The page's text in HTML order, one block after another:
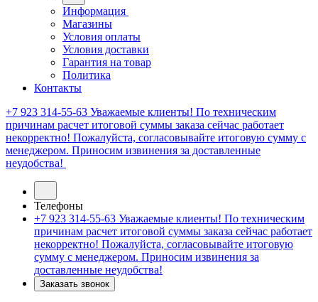
Информация
Магазины
Условия оплаты
Условия доставки
Гарантия на товар
Политика
Контакты
+7 923 314-55-63 Уважаемые клиенты! По техническим
причинам расчет итоговой суммы заказа сейчас работает
некорректно! Пожалуйста, согласовывайте итоговую сумму с
менеджером. Приносим извинения за доставленные
неудобства!
Телефоны
+7 923 314-55-63 Уважаемые клиенты! По техническим
причинам расчет итоговой суммы заказа сейчас работает
некорректно! Пожалуйста, согласовывайте итоговую
сумму с менеджером. Приносим извинения за
доставленные неудобства!
Заказать звонок